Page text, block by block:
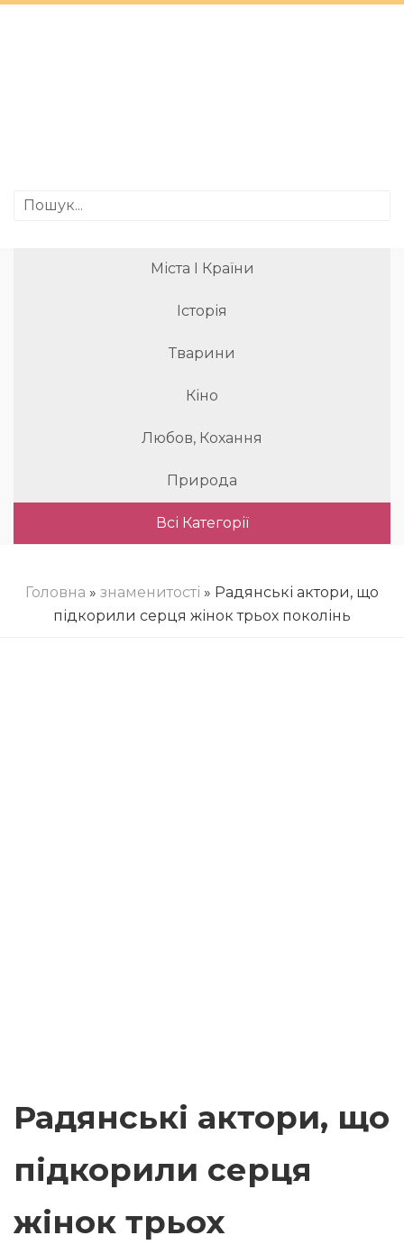
Міста І Країни
Історія
Тварини
Кіно
Любов, Кохання
Природа
Всі Категорії
Головна » знаменитості » Радянські актори, що
підкорили серця жінок трьох поколінь
Радянські актори, що
підкорили серця
жінок трьох